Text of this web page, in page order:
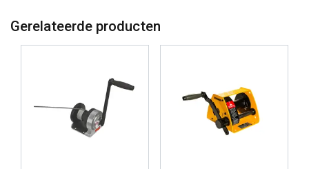
Gerelateerde producten